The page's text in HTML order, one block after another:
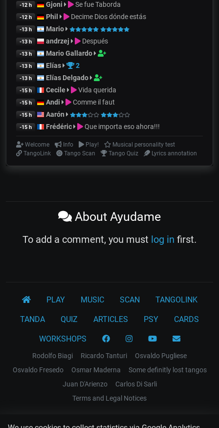
-12 h Gjoni Se fue Taborda
-12 h Phil Decime Dios dónde estás
-13 h Mario
-13 h andrzej Después
-13 h Mario Gallardo
-13 h Elías 2
-13 h Elías Delgado
-15 h Cecile Vida querida
-15 h Andi Comme il faut
-15 h Aarón
-15 h Frédéric Que importa eso ahora!!!
Welcome Info Play!
Musical personality test
TangoLink
Tango Scan Tango Quiz Lyrics annotation
About Ayudame
To add a comment, you must log in first.
PLAY MUSIC SCAN TANGOLINK
TANDA QUIZ ARTICLES PSY CARDS
WORKSHOPS
Rodolfo Biagi Ricardo Tanturi
Osvaldo Pugliese
Osvaldo Fresedo
Osmar Maderna
Some definitly lost tangos
Juan D'Arienzo
Carlos Di Sarli
Terms and Legal Notices
EL RECODO TANGO